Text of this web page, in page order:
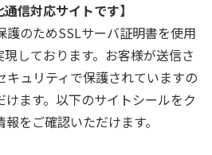
信対応サイトです】
護のためSSLサーバ証明書を使用
しております。お客様が送信さ
キュリティで保護されていますの
ます。以下のサイトシールをク
をご確認いただけます。